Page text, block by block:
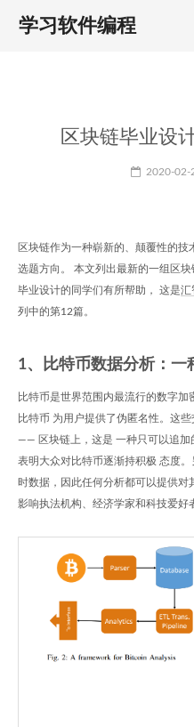
学习软件编程
区块链毕业设
2020-02-
区块链作为一种崭新的、颠覆性的
选题方向。 本文列出最新的一组区
毕业设计的同学们有所帮助， 这是汇
列中的第12篇。
1、比特币数据分析：一
比特币是世界范围内最流行的数字加
比特币 为用户提供了伪匿名性。这
—— 区块链上，这是 一种只可以追加
表明大众对比特币逐渐持积极 态度
时数据，因此任何分析都可以提供
影响执法机构、经济学家和科技爱好